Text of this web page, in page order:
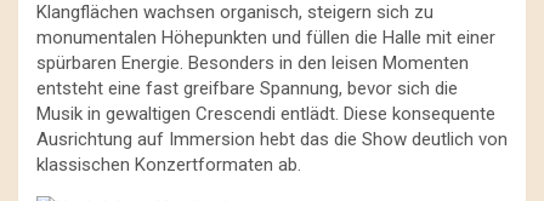
Klangflächen wachsen organisch, steigern sich zu
monumentalen Höhepunkten und füllen die Halle mit einer
spürbaren Energie. Besonders in den leisen Momenten
entsteht eine fast greifbare Spannung, bevor sich die
Musik in gewaltigen Crescendi entlädt. Diese konsequente
Ausrichtung auf Immersion hebt das die Show deutlich von
klassischen Konzertformaten ab.